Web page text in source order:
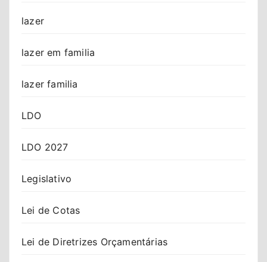
lazer
lazer em familia
lazer familia
LDO
LDO 2027
Legislativo
Lei de Cotas
Lei de Diretrizes Orçamentárias